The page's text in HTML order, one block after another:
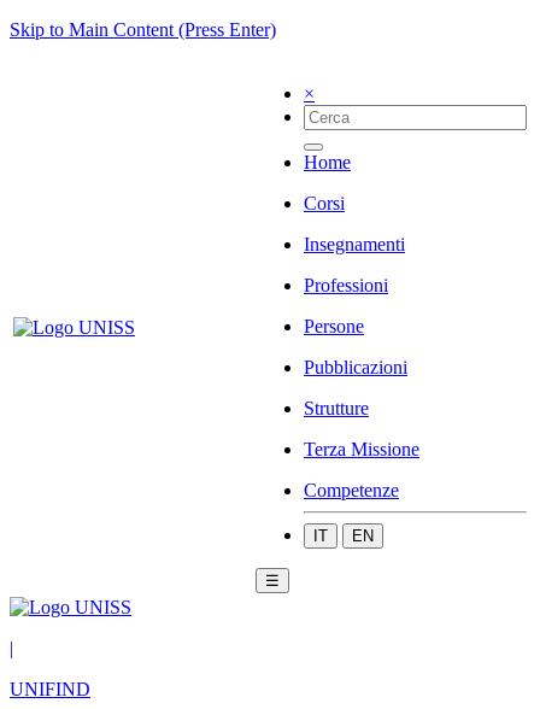
Skip to Main Content (Press Enter)
×
Home
Corsi
Insegnamenti
Professioni
Persone
Pubblicazioni
Strutture
Terza Missione
Competenze
IT EN
☰
|
UNIFIND